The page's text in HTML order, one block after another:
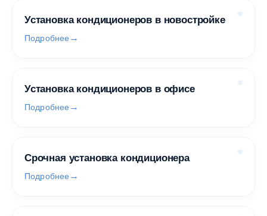
Установка кондиционеров в новостройке
Подробнее
Установка кондиционеров в офисе
Подробнее
Срочная установка кондиционера
Подробнее